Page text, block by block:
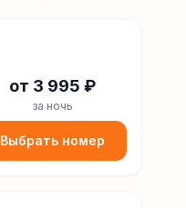
от 3 995 ₽
за ночь
Выбрать номер